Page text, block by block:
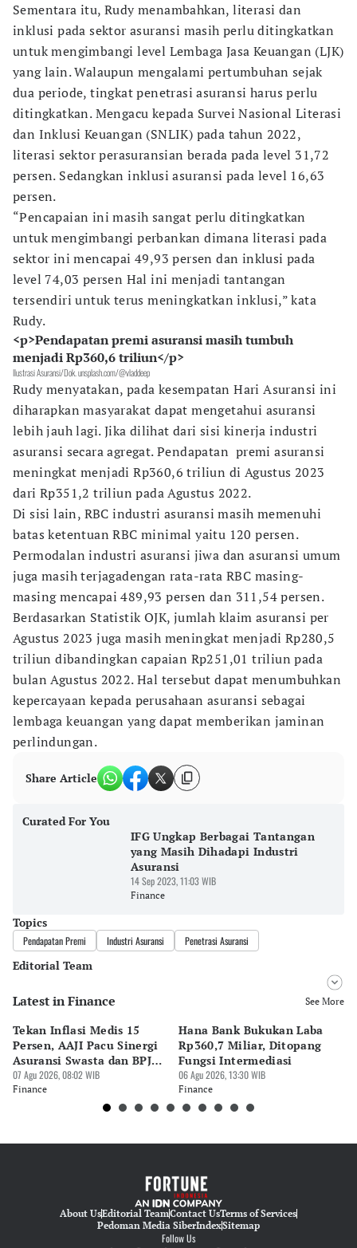
Sementara itu, Rudy menambahkan, literasi dan
inklusi pada sektor asuransi masih perlu ditingkatkan
untuk mengimbangi level Lembaga Jasa Keuangan (LJK)
yang lain. Walaupun mengalami pertumbuhan sejak
dua periode, tingkat penetrasi asuransi harus perlu
ditingkatkan. Mengacu kepada Survei Nasional Literasi
dan Inklusi Keuangan (SNLIK) pada tahun 2022,
literasi sektor perasuransian berada pada level 31,72
persen. Sedangkan inklusi asuransi pada level 16,63
persen.
“Pencapaian ini masih sangat perlu ditingkatkan
untuk mengimbangi perbankan dimana literasi pada
sektor ini mencapai 49,93 persen dan inklusi pada
level 74,03 persen Hal ini menjadi tantangan
tersendiri untuk terus meningkatkan inklusi,” kata
Rudy.
<p>Pendapatan premi asuransi masih tumbuh
menjadi Rp360,6 triliun</p>
Ilustrasi Asuransi/Dok. unsplash.com/@vladdeep
Rudy menyatakan, pada kesempatan Hari Asuransi ini
diharapkan masyarakat dapat mengetahui asuransi
lebih jauh lagi. Jika dilihat dari sisi kinerja industri
asuransi secara agregat. Pendapatan premi asuransi
meningkat menjadi Rp360,6 triliun di Agustus 2023
dari Rp351,2 triliun pada Agustus 2022.
Di sisi lain, RBC industri asuransi masih memenuhi
batas ketentuan RBC minimal yaitu 120 persen.
Permodalan industri asuransi jiwa dan asuransi umum
juga masih terjagadengan rata-rata RBC masing-
masing mencapai 489,93 persen dan 311,54 persen.
Berdasarkan Statistik OJK, jumlah klaim asuransi per
Agustus 2023 juga masih meningkat menjadi Rp280,5
triliun dibandingkan capaian Rp251,01 triliun pada
bulan Agustus 2022. Hal tersebut dapat menumbuhkan
kepercayaan kepada perusahaan asuransi sebagai
lembaga keuangan yang dapat memberikan jaminan
perlindungan.
Share Article
Curated For You
IFG Ungkap Berbagai Tantangan
yang Masih Dihadapi Industri
Asuransi
14 Sep 2023, 11:03 WIB
Finance
Topics
Pendapatan Premi Industri Asuransi Penetrasi Asuransi
Editorial Team
Editor
Editor
Suheriadi .
Latest in Finance See More
Tekan Inflasi Medis 15
Persen, AAJI Pacu Sinergi
Asuransi Swasta dan BPJS
Kesehatan
07 Agu 2026, 08:02 WIB
Finance
Hana Bank Bukukan Laba
Rp360,7 Miliar, Ditopang
Fungsi Intermediasi
06 Agu 2026, 13:30 WIB
Finance
About UsEditorial TeamContact UsTerms of Services
Pedoman Media SiberIndexSitemap
Follow Us